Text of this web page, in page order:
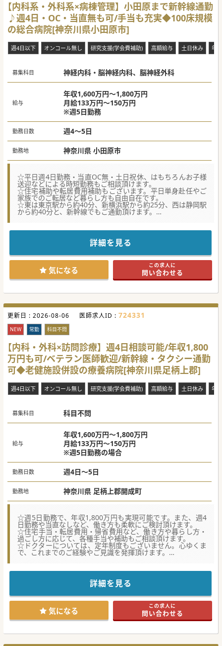
【内科系・外科系×病棟管理】小田原まで新幹線通勤
♪週4日・OC・当直無も可/手当も充実◆100床規模
の総合病院[神奈川県小田原市]
週4日以下 オンコール無し 研究支援(学会費補助) 高額給与 土日休み 年
募集科目 神経内科・脳神経内科、脳神経外科
給与
年収1,600万円～1,800万円
月給133万円～150万円
※週5日勤務
勤務日数 週4～5日
勤務地 神奈川県 小田原市
☆平日週4日勤務・当直OC無・土日祝休、はもちろんお子様
送迎などによる時短勤務もご相談頂けます。
☆住宅補助や転居費用補助もございます。平日単身赴任やご
家族でのご転居など暮らし方も自由自在です。
☆東は東京駅から約40分、新横浜駅から約25分、西は静岡駅
から約40分と、新幹線でもご通勤頂けます。
■静岡、神奈川に約1,000床を有する法人が運営、時代や地
域の需要に応じて機能転換するなどフレキシブルな医療法人
■こちらは1906年開設と110余年にわたり地域需要に応え、
今は訪問診療の強化など様々なプロジェクトを進めている病
院です。
■地域包括ケア病床と回復期リハビリテーション病床、計約
100床をバックとした在宅後方支援病院として地域医療を担
【働きやすさ】
■基本、訪問計画に沿って訪問診療をして16時台には帰院。
その後はカルテや処方、書類作成、と非常に時間が読める業
務です。
■育児中で朝と夕方の送り迎えのある子育て中ドクターでも
無理なく働けますし、急なお休みもチーム全員でフォロー致
します。
■ベテランドクターでも在宅医療へ志ございましたら是非チ
ャレンジ下さい。セカンドキャリアの第一歩目としてもお薦
めです。
■訪問診療の経験は不問です。2年前に在宅医療立ち上げで
赴任された40代前半ドクターと共に在宅医療に携わることが
子屋」を発信もしており、地域に根差した訪問診療が学べる
環境です。
院、リハビリ、社会復帰など患者様を一気通貫で診ることが
できます。
#春入職可 #年度内入職可 #秋入職可
詳細を見る
気になる この求人に
問い合わせる
更新日 : 2026-08-06 医師求人ID : 724331
NEW 常勤 科目不問
【内科・外科×訪問診療】週4日相談可能/年収1,800
万円も可/ベテラン医師歓迎/新幹線・タクシー通勤
可◆老健施設併設の療養病院[神奈川県足柄上郡]
週4日以下 オンコール無し 研究支援(学会費補助) 高額給与 土日休み 年
募集科目 科目不問
給与
年収1,600万円～1,800万円
月給133万円～150万円
※週5日勤務の場合
勤務日数 週4日～5日
勤務地 神奈川県 足柄上郡開成町
☆週5日勤務で、年収1,800万円も実現可能です。また、週4
日勤務や当直なしなど、働き方も柔軟にご検討頂けます。
☆住宅手当・転居費用・帰省費用など、働き方や暮らし方・
過ごし方に応じて、各種手当や補助もご相談頂けます。
☆ドクターについては、定年制度もございません。心ゆくま
で、これまでのご経験やご見識を発揮頂けます。
■「健康で安らかな老後はすべての人の願いである」の理念
のもと、医療と看護・介護の実現を目指す法人・病院です。
■療養病床310床と隣接の老健100床の他グループホーム1施
設、小規模多機能型居宅介護施設3施設を有しております。
■鮎も泳ぐ酒匂川地域の温暖な気候の中にあり、6月には
5,000株もの紫陽花が咲き誇る風景は都会の喧騒を忘れさせ
■現在、310床の療養病棟を常勤4名体制で診ております。お
一人40～50名の受け持ちとすべく2名増員を図った募集で
詳細を見る
気になる この求人に
問い合わせる